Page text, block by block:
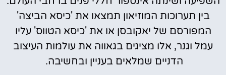
בין תערוכות המוזיאון תמצאו את 'כיסא הביצה'
המפורסם של יאקובסן או את 'כיסא הטווס' עליו
עמל וגנר, אלו מציגים בגאווה את עולמות העיצוב
הדניים שמלאים בעניין ובחשיבה.